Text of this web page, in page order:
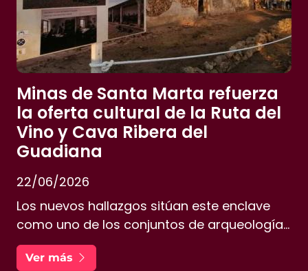
Minas de Santa Marta refuerza
la oferta cultural de la Ruta del
Vino y Cava Ribera del
Guadiana
22/06/2026
Los nuevos hallazgos sitúan este enclave
como uno de los conjuntos de arqueología
industrial más destacados de Extremadura,
un valor añadido para quienes recorren el
Ver más